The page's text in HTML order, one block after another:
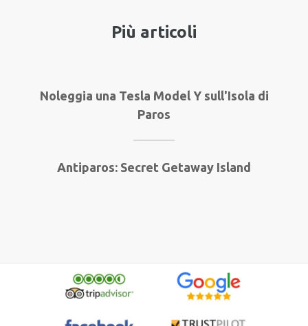
Più articoli
Noleggia una Tesla Model Y sull'Isola di
Paros
Antiparos: Secret Getaway Island